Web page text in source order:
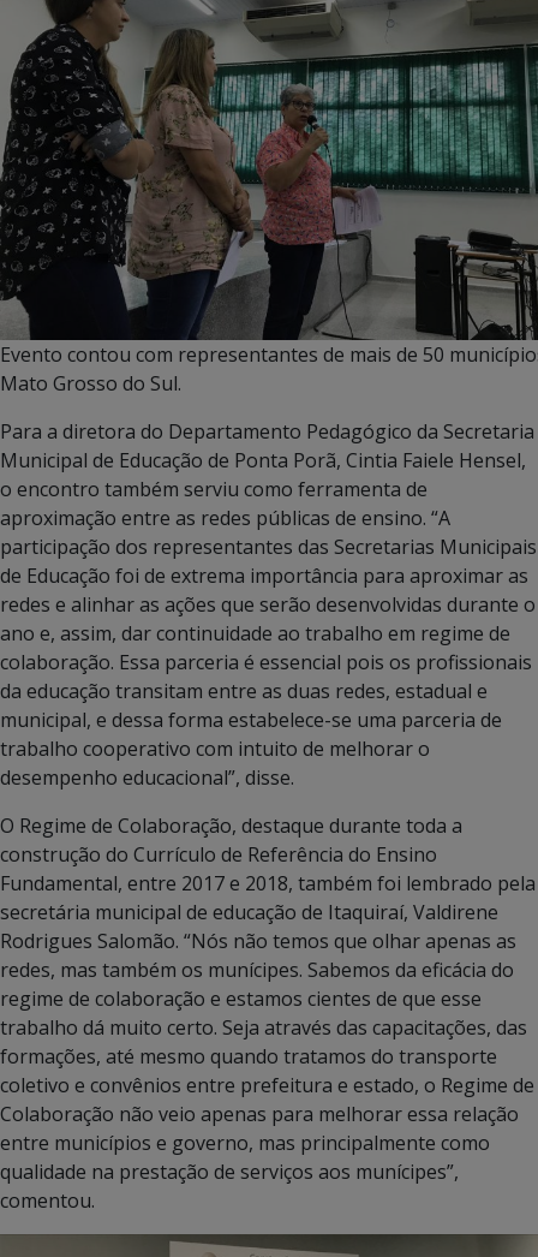
Evento contou com representantes de mais de 50
Mato Grosso do Sul.
Para a diretora do Departamento Pedagógico da Secretaria
Municipal de Educação de Ponta Porã, Cintia Faiele Hensel,
o encontro também serviu como ferramenta de
aproximação entre as redes públicas de ensino. “A
participação dos representantes das Secretarias Municipais
de Educação foi de extrema importância para aproximar as
redes e alinhar as ações que serão desenvolvidas durante o
ano e, assim, dar continuidade ao trabalho em regime de
colaboração. Essa parceria é essencial pois os profissionais
da educação transitam entre as duas redes, estadual e
municipal, e dessa forma estabelece-se uma parceria de
trabalho cooperativo com intuito de melhorar o
desempenho educacional”, disse.
O Regime de Colaboração, destaque durante toda a
construção do Currículo de Referência do Ensino
Fundamental, entre 2017 e 2018, também foi lembrado pela
secretária municipal de educação de Itaquiraí, Valdirene
Rodrigues Salomão. “Nós não temos que olhar apenas as
redes, mas também os munícipes. Sabemos da eficácia do
regime de colaboração e estamos cientes de que esse
trabalho dá muito certo. Seja através das capacitações, das
formações, até mesmo quando tratamos do transporte
coletivo e convênios entre prefeitura e estado, o Regime de
Colaboração não veio apenas para melhorar essa relação
entre municípios e governo, mas principalmente como
qualidade na prestação de serviços aos munícipes”,
comentou.